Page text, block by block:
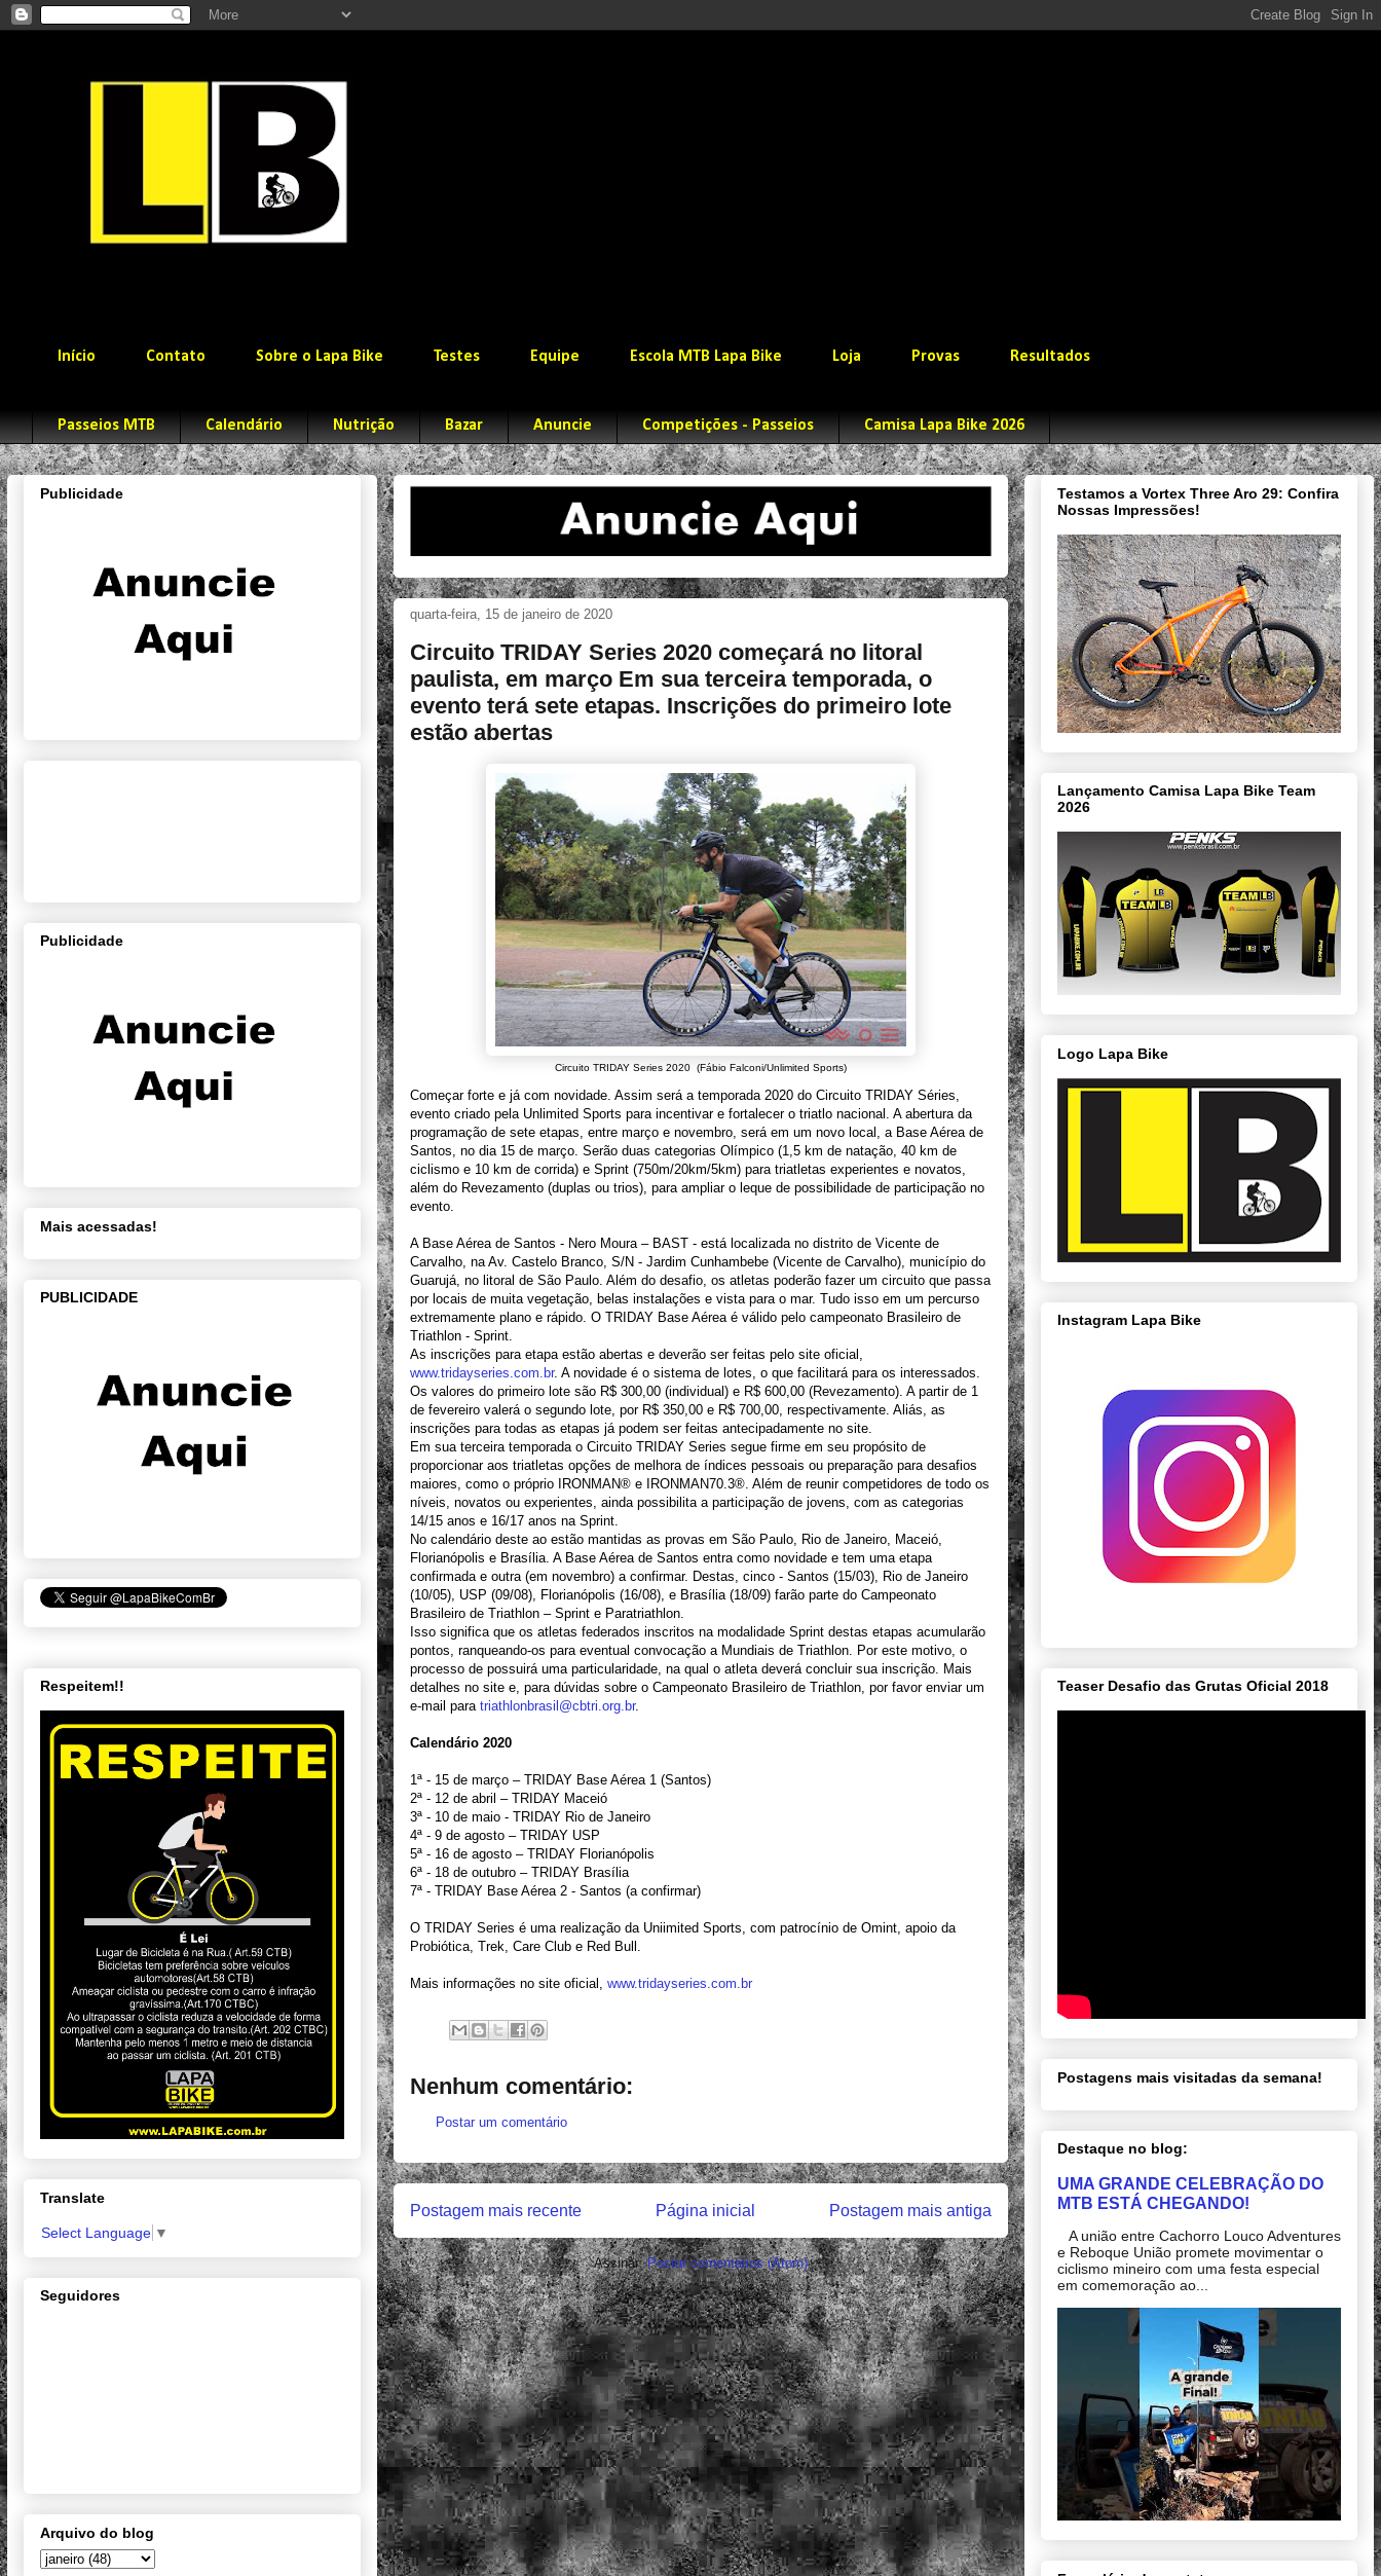
Início Contato Sobre o Lapa Bike Testes Equipe Escola MTB Lapa Bike Loja Provas Resultados
Passeios MTB Calendário Nutrição Bazar Anuncie Competições - Passeios Camisa Lapa Bike 2026
quarta-feira, 15 de janeiro de 2020
Circuito TRIDAY Series 2020 começará no litoral
paulista, em março Em sua terceira temporada, o
evento terá sete etapas. Inscrições do primeiro lote
estão abertas
Circuito TRIDAY Series 2020 (Fábio Falconi/Unlimited Sports)
Começar forte e já com novidade. Assim será a temporada 2020 do Circuito TRIDAY Séries,
evento criado pela Unlimited Sports para incentivar e fortalecer o triatlo nacional. A abertura da
programação de sete etapas, entre março e novembro, será em um novo local, a Base Aérea de
Santos, no dia 15 de março. Serão duas categorias Olímpico (1,5 km de natação, 40 km de
ciclismo e 10 km de corrida) e Sprint (750m/20km/5km) para triatletas experientes e novatos,
além do Revezamento (duplas ou trios), para ampliar o leque de possibilidade de participação no
evento.
A Base Aérea de Santos - Nero Moura – BAST - está localizada no distrito de Vicente de
Carvalho, na Av. Castelo Branco, S/N - Jardim Cunhambebe (Vicente de Carvalho), município do
Guarujá, no litoral de São Paulo. Além do desafio, os atletas poderão fazer um circuito que passa
por locais de muita vegetação, belas instalações e vista para o mar. Tudo isso em um percurso
extremamente plano e rápido. O TRIDAY Base Aérea é válido pelo campeonato Brasileiro de
Triathlon - Sprint.
As inscrições para etapa estão abertas e deverão ser feitas pelo site oficial,
www.tridayseries.com.br. A novidade é o sistema de lotes, o que facilitará para os interessados.
Os valores do primeiro lote são R$ 300,00 (individual) e R$ 600,00 (Revezamento). A partir de 1
de fevereiro valerá o segundo lote, por R$ 350,00 e R$ 700,00, respectivamente. Aliás, as
inscrições para todas as etapas já podem ser feitas antecipadamente no site.
Em sua terceira temporada o Circuito TRIDAY Series segue firme em seu propósito de
proporcionar aos triatletas opções de melhora de índices pessoais ou preparação para desafios
maiores, como o próprio IRONMAN® e IRONMAN70.3®. Além de reunir competidores de todo os
níveis, novatos ou experientes, ainda possibilita a participação de jovens, com as categorias
14/15 anos e 16/17 anos na Sprint.
No calendário deste ao estão mantidas as provas em São Paulo, Rio de Janeiro, Maceió,
Florianópolis e Brasília. A Base Aérea de Santos entra como novidade e tem uma etapa
confirmada e outra (em novembro) a confirmar. Destas, cinco - Santos (15/03), Rio de Janeiro
(10/05), USP (09/08), Florianópolis (16/08), e Brasília (18/09) farão parte do Campeonato
Brasileiro de Triathlon – Sprint e Paratriathlon.
Isso significa que os atletas federados inscritos na modalidade Sprint destas etapas acumularão
pontos, ranqueando-os para eventual convocação a Mundiais de Triathlon. Por este motivo, o
processo de possuirá uma particularidade, na qual o atleta deverá concluir sua inscrição. Mais
detalhes no site e, para dúvidas sobre o Campeonato Brasileiro de Triathlon, por favor enviar um
e-mail para triathlonbrasil@cbtri.org.br.
Calendário 2020
1ª - 15 de março – TRIDAY Base Aérea 1 (Santos)
2ª - 12 de abril – TRIDAY Maceió
3ª - 10 de maio - TRIDAY Rio de Janeiro
4ª - 9 de agosto – TRIDAY USP
5ª - 16 de agosto – TRIDAY Florianópolis
6ª - 18 de outubro – TRIDAY Brasília
7ª - TRIDAY Base Aérea 2 - Santos (a confirmar)
O TRIDAY Series é uma realização da Uniimited Sports, com patrocínio de Omint, apoio da
Probiótica, Trek, Care Club e Red Bull.
Mais informações no site oficial, www.tridayseries.com.br
Nenhum comentário:
Postar um comentário
Postagem mais recente Postagem mais antiga
Página inicial
Assinar:Postar comentários (Atom)
Publicidade
Publicidade
Mais acessadas!
PUBLICIDADE
Respeitem!!
Translate
Select Language ▼
Seguidores
Arquivo do blog
Testamos a Vortex Three Aro 29: Confira
Nossas Impressões!
Lançamento Camisa Lapa Bike Team
2026
Logo Lapa Bike
Instagram Lapa Bike
Teaser Desafio das Grutas Oficial 2018
Postagens mais visitadas da semana!
Destaque no blog:
UMA GRANDE CELEBRAÇÃO DO
MTB ESTÁ CHEGANDO!
A união entre Cachorro Louco Adventures
e Reboque União promete movimentar o
ciclismo mineiro com uma festa especial
em comemoração ao...